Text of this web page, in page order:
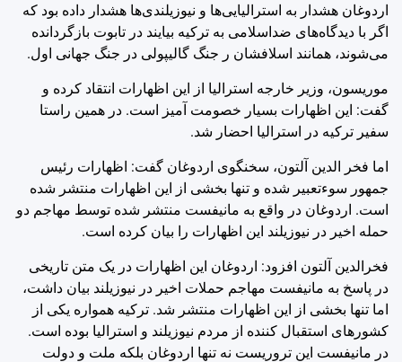
اردوغان هشدار به استرالیایی‌ها و نیوزیلندی‌ها هشدار داده بود که
اگر با دیدگاه‌های ضداسلامی به ترکیه بیایند در تابوت بازگردانده
می‌شوند، همانند اسلافشان ر جنگ گالیپولی در جنگ جهانی اول.
موریسون، وزیر خارجه استرالیا از این اظهارات انتقاد کرده و
گفت: این اظهارات بسیار خصومت آمیز است. در همین راستا
سفیر ترکیه در استرالیا احضار شد.
اما فخر الدین آلتون، سخنگوی اردوغان گفت: اظهارات رئیس
جمهور سوءتعبیر شده و تنها بخشی از این اظهارات منتشر شده
است. اردوغان در واقع به مانیفست منتشر شده توسط مهاجم دو
حمله اخیر در نیوزیلند این اظهارات را بیان کرده است.
فخرالدین آلتون افزود: اردوغان این اظهارات در یک متن تاریخی
در پاسخ به مانیفست مهاجم حملات اخیر در نیوزیلند بیان داشت،
اما تنها بخشی از این اظهارات منتشر شد. ترکیه همواره یکی از
کشورهای استقبال کننده از مردم نیوزیلند و استرالیا بوده است.
در مانیفست این تروریست نه تنها اردوغان بلکه ملت و دولت